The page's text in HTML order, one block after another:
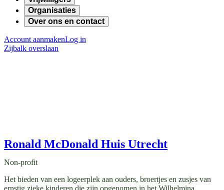
Organisaties
Over ons en contact
Account aanmakenLog in
Zijbalk overslaan
Ronald McDonald Huis Utrecht
Non-profit
Het bieden van een logeerplek aan ouders, broertjes en zusjes van
ernstig zieke kinderen die zijn opgenomen in het Wilhelmina